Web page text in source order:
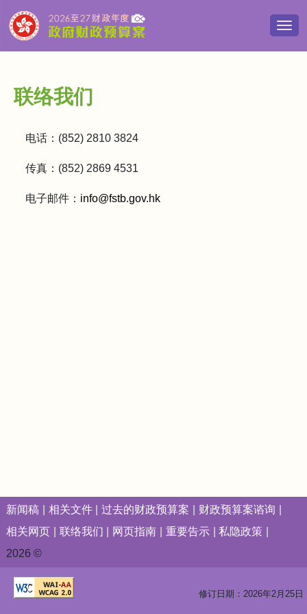
切
联络我们
电话：(852) 2810 3824
传真：(852) 2869 4531
电子邮件： info@fstb.gov.hk
新闻稿 相关文件 过去的财政预算案
财政预算案谘询
相关网页
联络我们 网页指南 重要告示
私隐政策
2026 ©
修订日期：2026年2月25日